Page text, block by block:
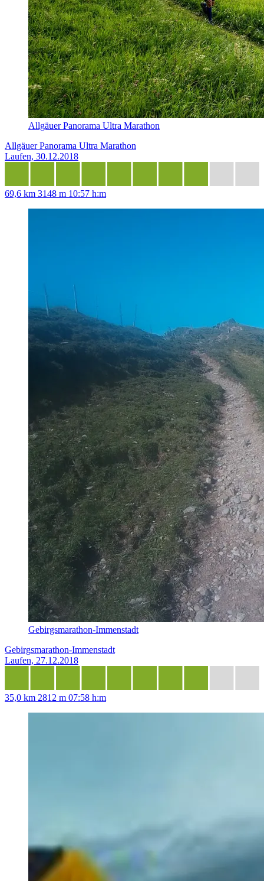
Allgäuer Panorama Ultra Marathon
Allgäuer Panorama Ultra Marathon
Laufen, 30.12.2018
69,6 km 3148 m 10:57 h:m
Gebirgsmarathon-Immenstadt
Gebirgsmarathon-Immenstadt
Laufen, 27.12.2018
35,0 km 2812 m 07:58 h:m